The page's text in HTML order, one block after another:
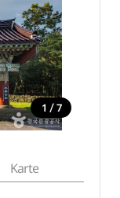
1 / 7
Karte